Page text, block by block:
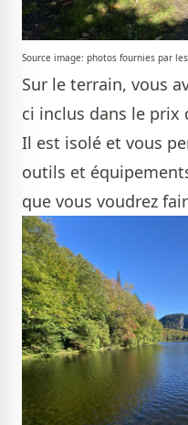
Source image: photos fournies par
Sur le terrain, vous
ci inclus dans le prix
Il est isolé et vous
outils et
que vous voudrez